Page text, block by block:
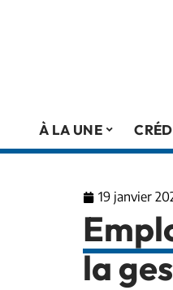
À LA UNE
19 janvier
la